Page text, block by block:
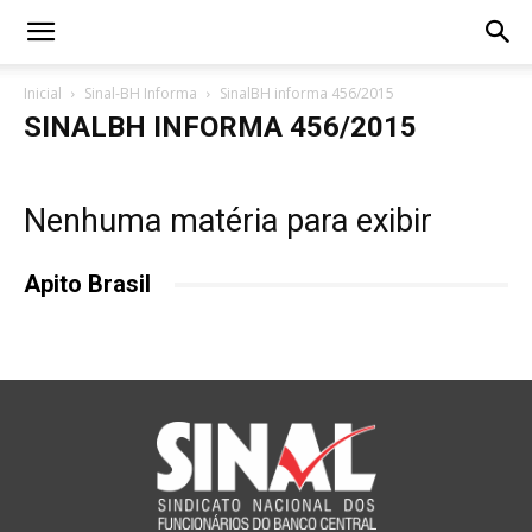
Inicial Sinal-BH Informa SinalBH informa 456/2015
SINALBH INFORMA 456/2015
Nenhuma matéria para exibir
Apito Brasil